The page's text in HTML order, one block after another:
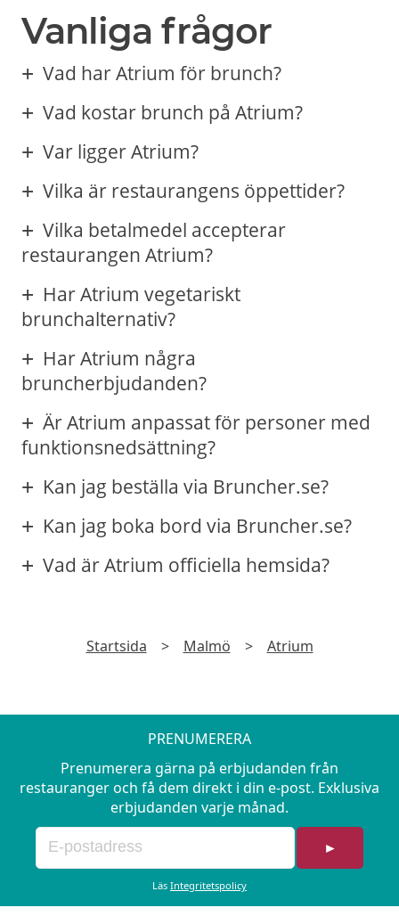
Vanliga frågor
Vad har Atrium för brunch?
Vad kostar brunch på Atrium?
Var ligger Atrium?
Vilka är restaurangens öppettider?
Vilka betalmedel accepterar
restaurangen Atrium?
Har Atrium vegetariskt
brunchalternativ?
Har Atrium några
bruncherbjudanden?
Är Atrium anpassat för personer med
funktionsnedsättning?
Kan jag beställa via Bruncher.se?
Kan jag boka bord via Bruncher.se?
Vad är Atrium officiella hemsida?
Startsida > Malmö > Atrium
PRENUMERERA
Prenumerera gärna på erbjudanden från
restauranger och få dem direkt i din e-post. Exklusiva
erbjudanden varje månad.
►
Läs Integritetspolicy